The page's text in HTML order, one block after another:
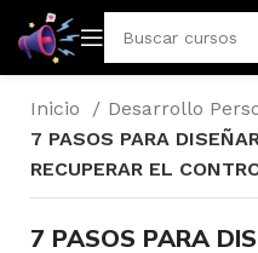
Inicio
Desarrollo
7 PASOS PARA
RECUPERAR EL
7 PASOS PARA